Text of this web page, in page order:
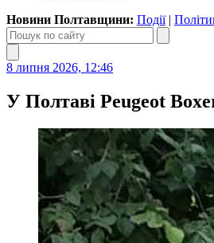
Новини Полтавщини: Події|
8 липня 2026, 12:46
У Полтаві Peugeot